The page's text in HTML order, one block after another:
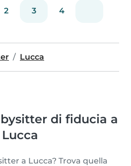
2 3 4
Lucca
di fiducia a
Lucca
a Lucca? Trova quella